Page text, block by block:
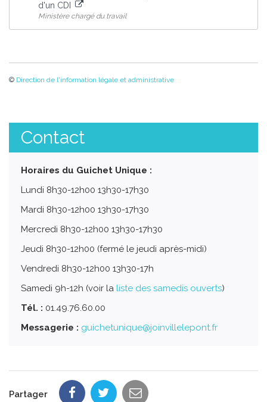
d'un CDI
Ministère chargé du travail
© Direction de l'information légale et administrative
Contact
Horaires du Guichet Unique :
Lundi 8h30-12h00 13h30-17h30
Mardi 8h30-12h00 13h30-17h30
Mercredi 8h30-12h00 13h30-17h30
Jeudi 8h30-12h00 (fermé le jeudi après-midi)
Vendredi 8h30-12h00 13h30-17h
Samedi 9h-12h (voir la liste des samedis ouverts)
Tél. : 01.49.76.60.00
Messagerie : guichetunique@joinvillelepont.fr
Partager